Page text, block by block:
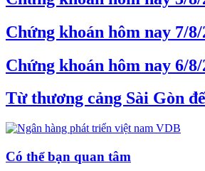
Chứng khoán hôm nay 7/
Chứng khoán hôm nay 6/
Từ thương cảng Sài Gòn
Có thể bạn quan tâm